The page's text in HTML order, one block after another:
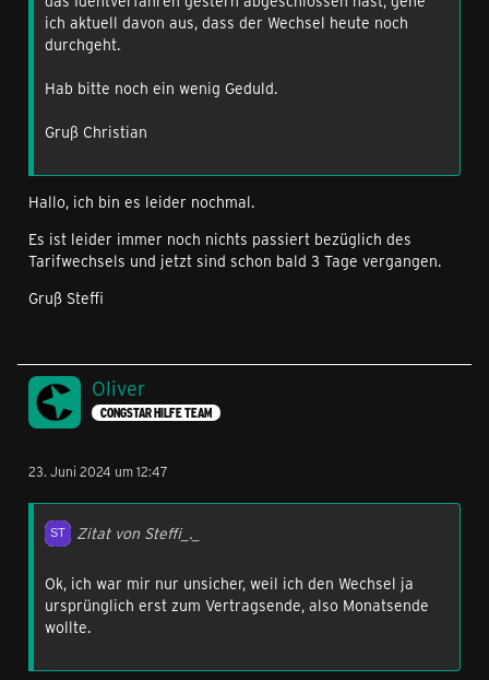
ich aktuell davon aus, dass der Wechsel heute noch
durchgeht.
Hab bitte noch ein wenig Geduld.
Gruß Christian
Hallo, ich bin es leider nochmal.
Es ist leider immer noch nichts passiert bezüglich des
Tarifwechsels und jetzt sind schon bald 3 Tage vergangen.
Gruß Steffi
Oliver
CONGSTAR HILFE TEAM
23. Juni 2024 um 12:47
Zitat von Steffi_._
Ok, ich war mir nur unsicher, weil ich den Wechsel ja
ursprünglich erst zum Vertragsende, also Monatsende
wollte.